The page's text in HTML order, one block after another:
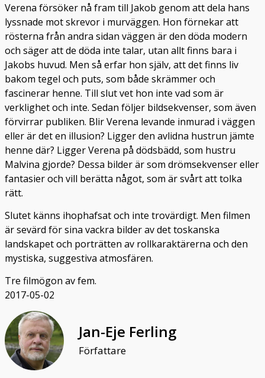
Verena försöker nå fram till Jakob genom att dela hans
lyssnade mot skrevor i murväggen. Hon förnekar att
rösterna från andra sidan väggen är den döda modern
och säger att de döda inte talar, utan allt finns bara i
Jakobs huvud. Men så erfar hon själv, att det finns liv
bakom tegel och puts, som både skrämmer och
fascinerar henne. Till slut vet hon inte vad som är
verklighet och inte. Sedan följer bildsekvenser, som även
förvirrar publiken. Blir Verena levande inmurad i väggen
eller är det en illusion? Ligger den avlidna hustrun jämte
henne där? Ligger Verena på dödsbädd, som hustru
Malvina gjorde? Dessa bilder är som drömsekvenser eller
fantasier och vill berätta något, som är svårt att tolka
rätt.
Slutet känns ihophafsat och inte trovärdigt. Men filmen
är sevärd för sina vackra bilder av det toskanska
landskapet och porträtten av rollkaraktärerna och den
mystiska, suggestiva atmosfären.
Tre filmögon av fem.
2017-05-02
Jan-Eje Ferling
Författare